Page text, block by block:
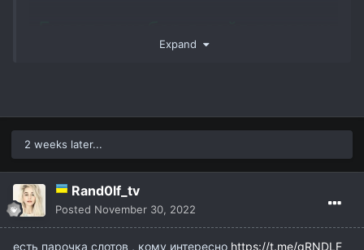
:https://t.me/rand0lf
Чуть позже будет больше инфы
)
Expand
2 weeks later...
Rand0lf_tv
Posted November 30, 2022
есть парочка слотов , кому интересно https://t.me/qRNDLF